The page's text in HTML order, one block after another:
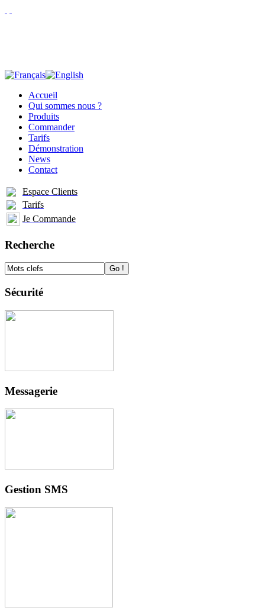
Accueil
Qui sommes nous ?
Produits
Commander
Tarifs
Démonstration
News
Contact
Espace Clients
Tarifs
Je Commande
Recherche
Sécurité
Messagerie
Gestion SMS